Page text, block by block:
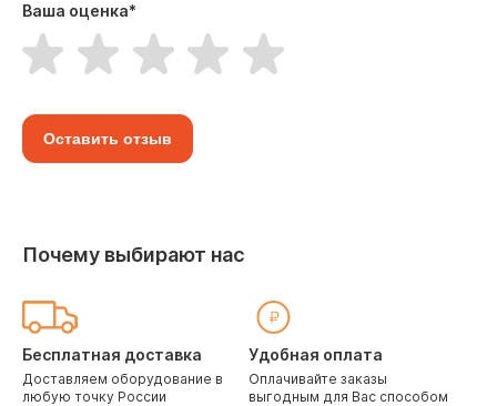
Ваша оценка*
Оставить отзыв
Почему выбирают нас
Бесплатная доставка
Доставляем оборудование в
любую точку России
Удобная оплата
Оплачивайте заказы
выгодным для Вас способом